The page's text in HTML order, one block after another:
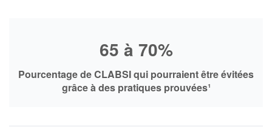
65 à 70%
Pourcentage de CLABSI qui pourraient être évitées
grâce à des pratiques prouvées¹